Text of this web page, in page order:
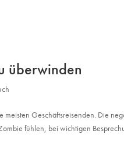
überwinden
meisten Geschäftsreisenden. Die
fühlen, bei wichtigen